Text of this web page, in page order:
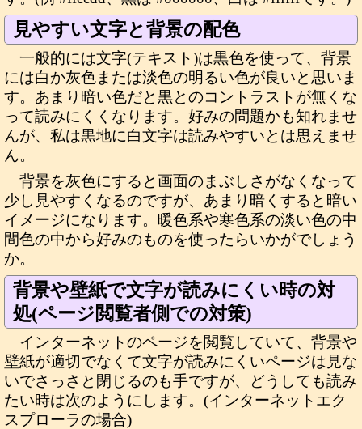
見やすい文字と背景の配色
一般的には文字(テキスト)は黒色を使って、背景
には白か灰色または淡色の明るい色が良いと思いま
す。あまり暗い色だと黒とのコントラストが無くな
って読みにくくなります。好みの問題かも知れませ
んが、私は黒地に白文字は読みやすいとは思えませ
ん。
背景を灰色にすると画面のまぶしさがなくなって
少し見やすくなるのですが、あまり暗くすると暗い
イメージになります。暖色系や寒色系の淡い色の中
間色の中から好みのものを使ったらいかがでしょう
か。
背景や壁紙で文字が読みにくい時の対
処(ページ閲覧者側での対策)
インターネットのページを閲覧していて、背景や
壁紙が適切でなくて文字が読みにくいページは見な
いでさっさと閉じるのも手ですが、どうしても読み
たい時は次のようにします。(インターネットエク
スプローラの場合)